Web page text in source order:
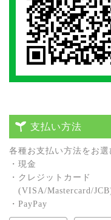
支払い方法
各種お⽀払い⽅法をお選
・現⾦
・クレジットカード
(VISA/Mastercard/
・PayPay